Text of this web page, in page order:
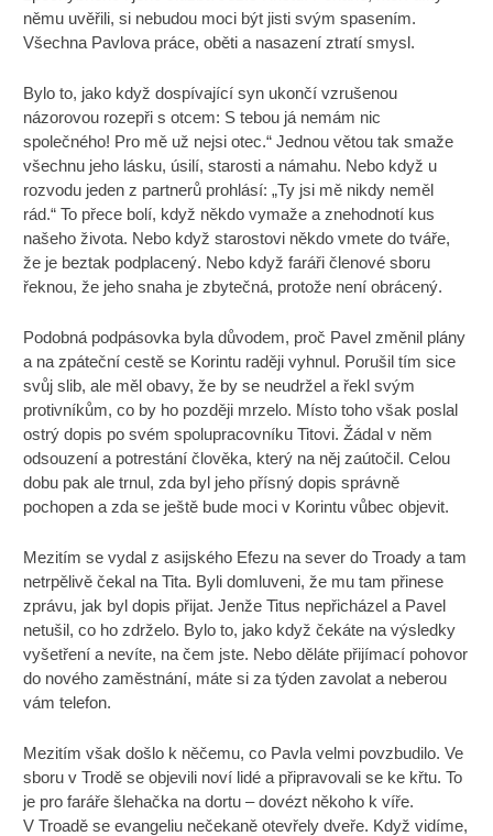
němu uvěřili, si nebudou moci být jisti svým spasením.
Všechna Pavlova práce, oběti a nasazení ztratí smysl.
Bylo to, jako když dospívající syn ukončí vzrušenou
názorovou rozepři s otcem: S tebou já nemám nic
společného! Pro mě už nejsi otec.“ Jednou větou tak smaže
všechnu jeho lásku, úsilí, starosti a námahu. Nebo když u
rozvodu jeden z partnerů prohlásí: „Ty jsi mě nikdy neměl
rád.“ To přece bolí, když někdo vymaže a znehodnotí kus
našeho života. Nebo když starostovi někdo vmete do tváře,
že je beztak podplacený. Nebo když faráři členové sboru
řeknou, že jeho snaha je zbytečná, protože není obrácený.
Podobná podpásovka byla důvodem, proč Pavel změnil plány
a na zpáteční cestě se Korintu raději vyhnul. Porušil tím sice
svůj slib, ale měl obavy, že by se neudržel a řekl svým
protivníkům, co by ho později mrzelo. Místo toho však poslal
ostrý dopis po svém spolupracovníku Titovi. Žádal v něm
odsouzení a potrestání člověka, který na něj zaútočil. Celou
dobu pak ale trnul, zda byl jeho přísný dopis správně
pochopen a zda se ještě bude moci v Korintu vůbec objevit.
Mezitím se vydal z asijského Efezu na sever do Troady a tam
netrpělivě čekal na Tita. Byli domluveni, že mu tam přinese
zprávu, jak byl dopis přijat. Jenže Titus nepřicházel a Pavel
netušil, co ho zdrželo. Bylo to, jako když čekáte na výsledky
vyšetření a nevíte, na čem jste. Nebo děláte přijímací pohovor
do nového zaměstnání, máte si za týden zavolat a neberou
vám telefon.
Mezitím však došlo k něčemu, co Pavla velmi povzbudilo. Ve
sboru v Trodě se objevili noví lidé a připravovali se ke křtu. To
je pro faráře šlehačka na dortu – dovézt někoho k víře.
V Troadě se evangeliu nečekaně otevřely dveře. Když vidíme,